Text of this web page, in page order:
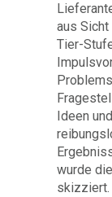
aus
Tier-
Ideen
wurde
skizziert.